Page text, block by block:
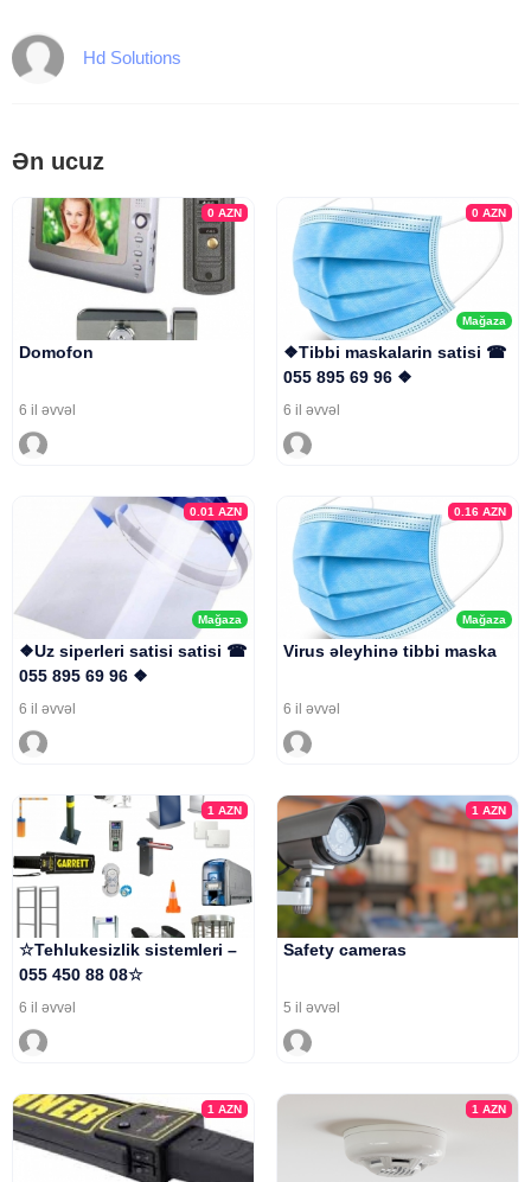
Hd Solutions
Ən ucuz
0AZN
Domofon
6 il əvvəl
Mağaza
0 AZN
❖Tibbi maskalarin satisi ☎
055 895 69 96 ❖
6 il əvvəl
Mağaza
0.01AZN
❖Uz siperleri satisi satisi ☎
055 895 69 96 ❖
6 il əvvəl
Mağaza
0.16 AZN
Virus əleyhinə tibbi maska
6 il əvvəl
1AZN
☆Tehlukesizlik sistemleri –
055 450 88 08☆
6 il əvvəl
1 AZN
Safety cameras
5 il əvvəl
1AZN 1 AZN